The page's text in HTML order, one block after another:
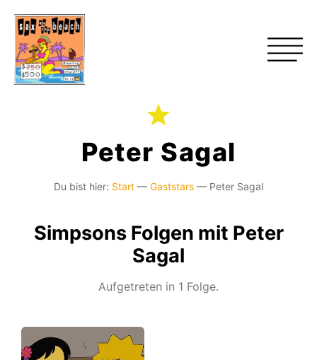
Peter Sagal
Du bist hier: Start — Gaststars — Peter Sagal
Simpsons Folgen mit Peter
Sagal
Aufgetreten in 1 Folge.